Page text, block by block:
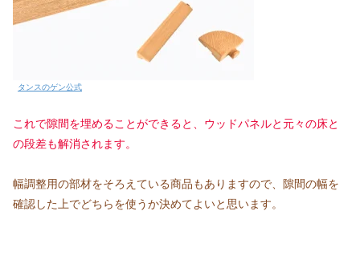
タンスのゲン公式
これで隙間を埋めることができると、ウッドパネルと元々の床と
の段差も解消されます。
幅調整用の部材をそろえている商品もありますので、隙間の幅を
確認した上でどちらを使うか決めてよいと思います。